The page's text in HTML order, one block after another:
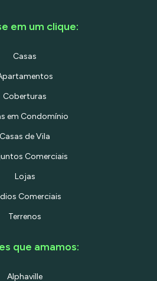
em um clique:
Casas
Coberturas
em Condomínio
Casas de Vila
Comerciais
Lojas
Comerciais
Terrenos
que amamos:
Alphaville